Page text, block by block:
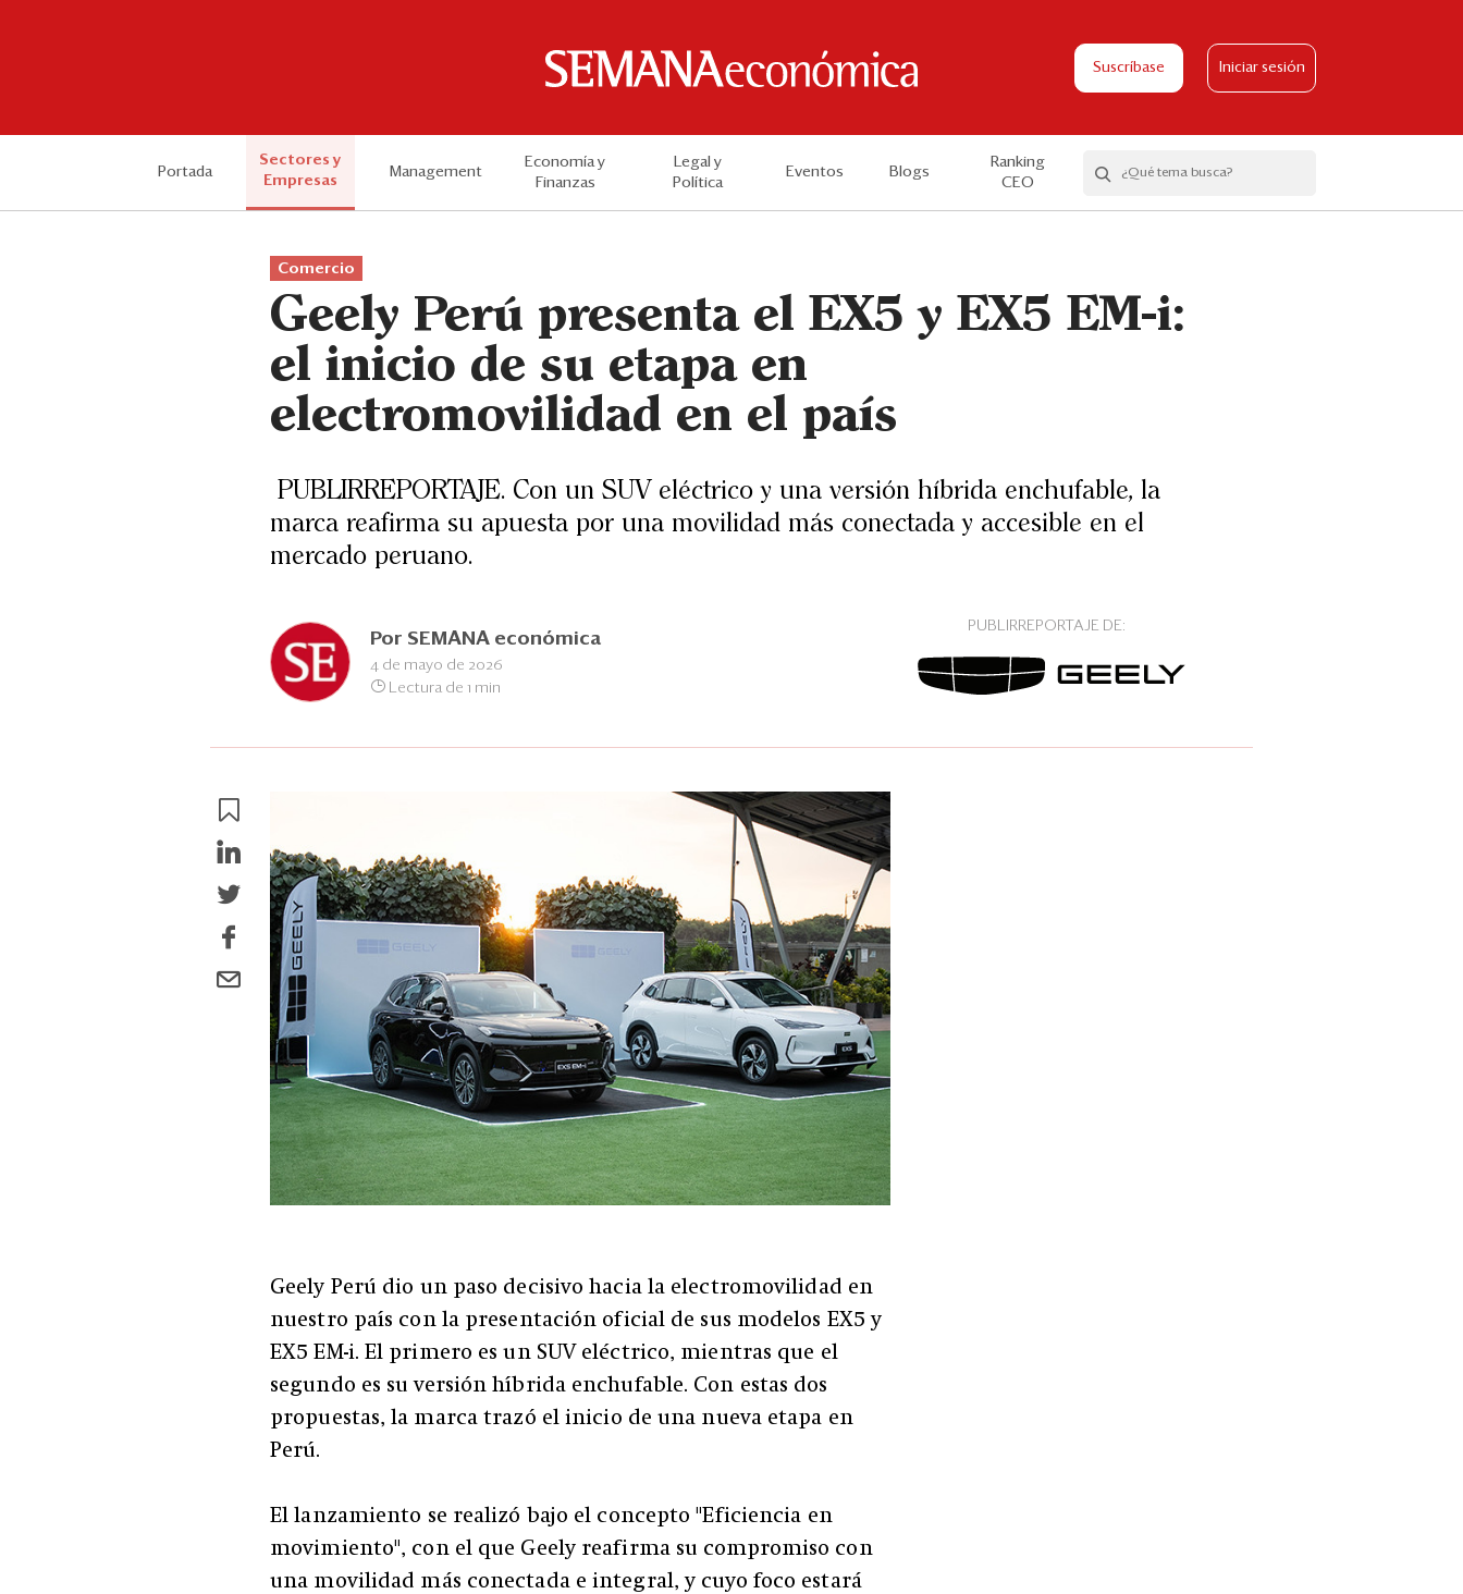
Suscríbase Iniciar sesión
Portada
Sectores y
Empresas
Management
Economía y
Finanzas
Legal y
Política
Eventos Blogs
Ranking
CEO
Comercio
Geely Perú presenta el EX5 y EX5 EM-i:
el inicio de su etapa en
electromovilidad en el país
PUBLIRREPORTAJE. Con un SUV eléctrico y una versión híbrida enchufable, la
marca reafirma su apuesta por una movilidad más conectada y accesible en el
mercado peruano.
Por SEMANA económica
4 de mayo de 2026
Lectura de 1 min
PUBLIRREPORTAJE DE:
Geely Perú dio un paso decisivo hacia la electromovilidad en
nuestro país con la presentación oficial de sus modelos EX5 y
EX5 EM-i. El primero es un SUV eléctrico, mientras que el
segundo es su versión híbrida enchufable. Con estas dos
propuestas, la marca trazó el inicio de una nueva etapa en
Perú.
El lanzamiento se realizó bajo el concepto "Eficiencia en
movimiento", con el que Geely reafirma su compromiso con
una movilidad más conectada e integral, y cuyo foco estará